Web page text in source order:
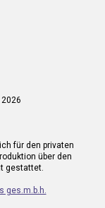
2026
für den privaten
über den
gestattet.
ges.m.b.h.